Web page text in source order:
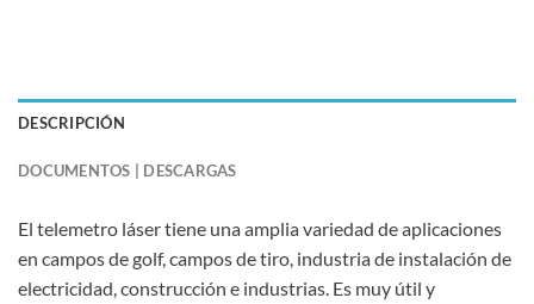
DESCRIPCIÓN
DOCUMENTOS | DESCARGAS
El telemetro láser tiene una amplia variedad de aplicaciones
en campos de golf, campos de tiro, industria de instalación de
electricidad, construcción e industrias. Es muy útil y